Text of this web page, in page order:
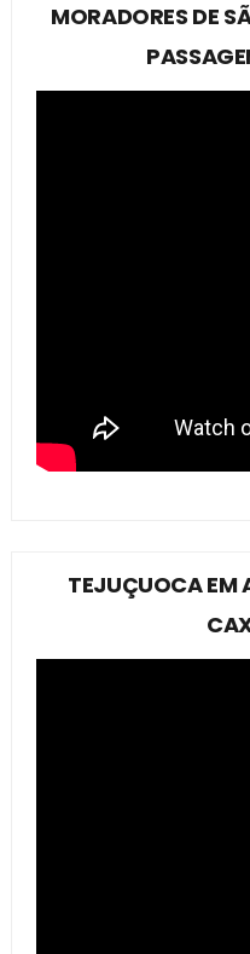
MORADORES DE
TEJUÇUOCA EM